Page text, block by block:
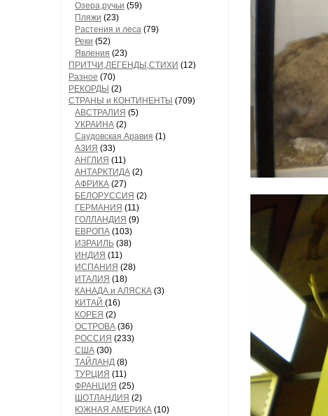
Озера,ручьи (59)
Пляжи (23)
Растения и леса (79)
Реки (52)
Явления (23)
ПРИТЧИ,ЛЕГЕНДЫ,СТИХИ (12)
Разное (70)
РЕКОРДЫ (2)
СТРАНЫ и КОНТИНЕНТЫ (709)
АВСТРАЛИЯ (5)
УКРАИНА (2)
Саудовская Аравия (1)
АЗИЯ (33)
АНГЛИЯ (11)
АНТАРКТИДА (2)
АФРИКА (27)
БЕЛОРУССИЯ (2)
ГЕРМАНИЯ (11)
ГОЛЛАНДИЯ (9)
ЕВРОПА (103)
ИЗРАИЛЬ (38)
ИНДИЯ (11)
ИСПАНИЯ (28)
ИТАЛИЯ (18)
КАНАДА и АЛЯСКА (3)
КИТАЙ (16)
КОРЕЯ (2)
ОСТРОВА (36)
РОССИЯ (233)
США (30)
ТАЙЛАНД (8)
ТУРЦИЯ (11)
ФРАНЦИЯ (25)
ШОТЛАНДИЯ (2)
ЮЖНАЯ АМЕРИКА (10)